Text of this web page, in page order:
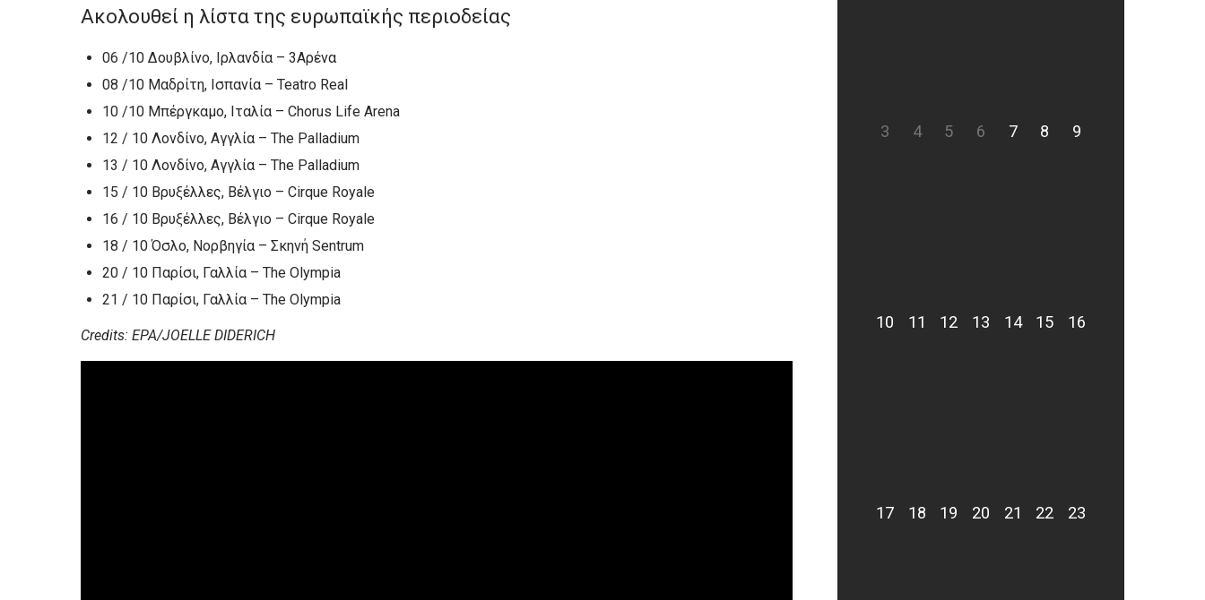
Ακολουθεί η λίστα της ευρωπαϊκής περιοδείας
06 /10 Δουβλίνο, Ιρλανδία – 3Αρένα
08 /10 Μαδρίτη, Ισπανία – Teatro Real
10 /10 Μπέργκαμο, Ιταλία – Chorus Life Arena
12 / 10 Λονδίνο, Αγγλία – The Palladium
13 / 10 Λονδίνο, Αγγλία – The Palladium
15 / 10 Βρυξέλλες, Βέλγιο – Cirque Royale
16 / 10 Βρυξέλλες, Βέλγιο – Cirque Royale
18 / 10 Όσλο, Νορβηγία – Σκηνή Sentrum
20 / 10 Παρίσι, Γαλλία – The Olympia
21 / 10 Παρίσι, Γαλλία – The Olympia
Credits: EPA/JOELLE DIDERICH
3 4 5 6 7 8 9
10 11 12 13 14 15 16
17 18 19 20 21 22 23